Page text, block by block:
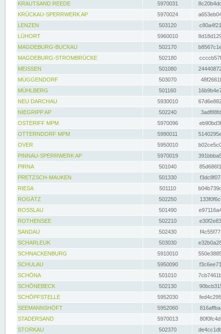
KRAUTSAND REEDE
5970031
KRÜCKAU-SPERRWERK AP
5970024
LENZEN
503120
LÜHORT
5960010
MAGDEBURG-BUCKAU
502170
MAGDEBURG-STROMBRÜCKE
502180
MEISSEN
501080
MÜGGENDORF
503070
MÜHLBERG
501160
NEU DARCHAU
5930010
NIEGRIPP AP
502240
OSTERIFF MPM
5970096
OTTERNDORF MPM
5990011
OVER
5950010
PINNAU-SPERRWERK AP
5970019
PIRNA
501040
PRETZSCH-MAUKEN
501330
RIESA
501110
ROGÄTZ
502250
ROSSLAU
501490
ROTHENSEE
502210
SANDAU
502430
SCHARLEUK
503030
SCHNACKENBURG
5910010
SCHULAU
5950090
SCHÖNA
501010
SCHÖNEBECK
502130
SCHÖPFSTELLE
5952030
SEEMANNSHÖFT
5952060
STADERSAND
5970013
STORKAU
502370